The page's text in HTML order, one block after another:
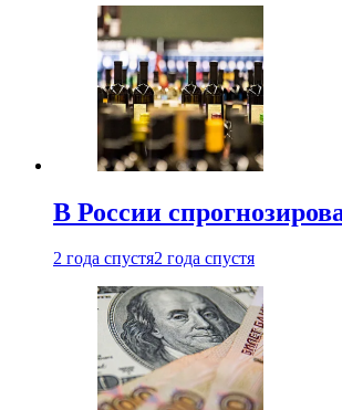
В России
2 года спустя2 года спустя